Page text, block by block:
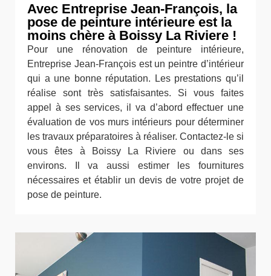
Avec Entreprise Jean-François, la
pose de peinture intérieure est la
moins chère à Boissy La Riviere !
Pour une rénovation de peinture intérieure,
Entreprise Jean-François est un peintre d’intérieur
qui a une bonne réputation. Les prestations qu’il
réalise sont très satisfaisantes. Si vous faites
appel à ses services, il va d’abord effectuer une
évaluation de vos murs intérieurs pour déterminer
les travaux préparatoires à réaliser. Contactez-le si
vous êtes à Boissy La Riviere ou dans ses
environs. Il va aussi estimer les fournitures
nécessaires et établir un devis de votre projet de
pose de peinture.